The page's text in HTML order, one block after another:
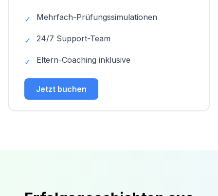
✓ Mehrfach-Prüfungssimulationen
✓ 24/7 Support-Team
✓ Eltern-Coaching inklusive
Jetzt buchen